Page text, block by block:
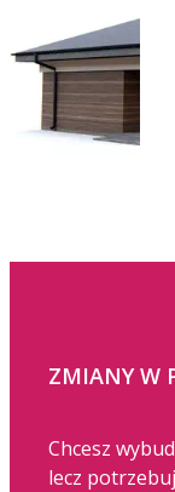
ZMIANY W
Chcesz
lecz